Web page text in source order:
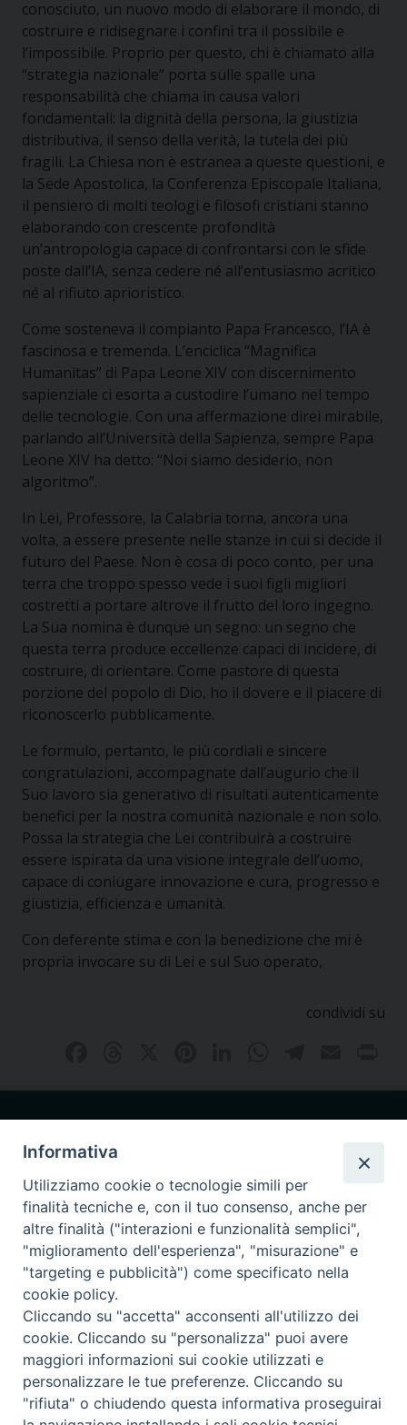
conosciuto, un nuovo modo di elaborare il mondo, di
costruire e ridisegnare i confini tra il possibile e
l’impossibile. Proprio per questo, chi è chiamato alla
“strategia nazionale” porta sulle spalle una
responsabilità che chiama in causa valori
fondamentali: la dignità della persona, la giustizia
distributiva, il senso della verità, la tutela dei più
fragili. La Chiesa non è estranea a queste questioni, e
la Sede Apostolica, la Conferenza Episcopale Italiana,
il pensiero di molti teologi e filosofi cristiani stanno
elaborando con crescente profondità
un’antropologia capace di confrontarsi con le sfide
poste dall’IA, senza cedere né all’entusiasmo acritico
né al rifiuto aprioristico.
Come sosteneva il compianto Papa Francesco, l’IA è
fascinosa e tremenda. L’enciclica “Magnifica
Humanitas” di Papa Leone XIV con discernimento
sapienziale ci esorta a custodire l’umano nel tempo
delle tecnologie. Con una affermazione direi mirabile,
parlando all’Università della Sapienza, sempre Papa
Leone XIV ha detto: “Noi siamo desiderio, non
algoritmo”.
In Lei, Professore, la Calabria torna, ancora una
volta, a essere presente nelle stanze in cui si decide il
futuro del Paese. Non è cosa di poco conto, per una
terra che troppo spesso vede i suoi figli migliori
costretti a portare altrove il frutto del loro ingegno.
La Sua nomina è dunque un segno: un segno che
questa terra produce eccellenze capaci di incidere, di
costruire, di orientare. Come pastore di questa
porzione del popolo di Dio, ho il dovere e il piacere di
riconoscerlo pubblicamente.
Le formulo, pertanto, le più cordiali e sincere
congratulazioni, accompagnate dall’augurio che il
Suo lavoro sia generativo di risultati autenticamente
benefici per la nostra comunità nazionale e non solo.
Possa la strategia che Lei contribuirà a costruire
essere ispirata da una visione integrale dell’uomo,
capace di coniugare innovazione e cura, progresso e
giustizia, efficienza e umanità.
Con deferente stima e con la benedizione che mi è
propria invocare su di Lei e sul Suo operato,
condividi su
Seminario Giovanni Paolo I
via Ginnasio 85
87011 Cassano allo Ionio (CS)
cell.375.9066947
Seguici su
Copyright © 2023 - 2024 Privacy Poolicy
Informativa
Utilizziamo cookie o tecnologie simili per
finalità tecniche e, con il tuo consenso, anche per
altre finalità ("interazioni e funzionalità semplici",
"miglioramento dell'esperienza", "misurazione" e
"targeting e pubblicità") come specificato nella
cookie policy.
Cliccando su "accetta" acconsenti all'utilizzo dei
cookie. Cliccando su "personalizza" puoi avere
maggiori informazioni sui cookie utilizzati e
personalizzare le tue preferenze. Cliccando su
"rifiuta" o chiudendo questa informativa proseguirai